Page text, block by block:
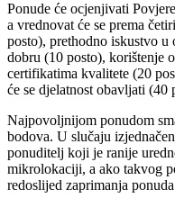
Ponude će ocjenjivati
a vrednovat će se prema
posto), prethodno iskustvo
dobru (10 posto), korištenje
certifikatima kvalitete (20
će se djelatnost obavljati (40
Najpovoljnijom ponudom
bodova. U slučaju
ponuditelj koji je ranije
mikrolokaciji, a ako takvog
redoslijed zaprimanja